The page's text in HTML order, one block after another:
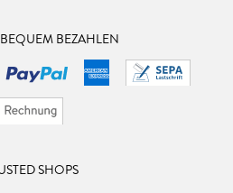
BEZAHLEN
SHOPS